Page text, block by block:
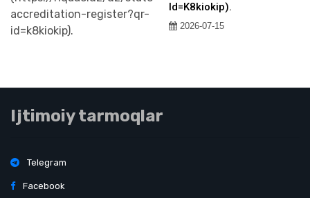
Id=k8kiokip).
2026-07-15
Ijtimoiy tarmoqlar
Telegram
Facebook